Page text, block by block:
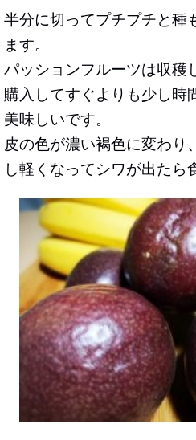
半分に切ってプチプチと種
ます。
パッションフルーツは収穫
購入してすぐよりも少し時
美味しいです。
皮の色が濃い褐色に変わり
し軽くなってシワが出たら